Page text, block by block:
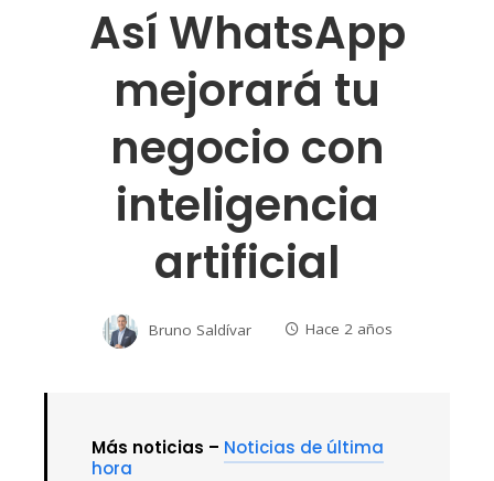
Así WhatsApp
mejorará tu
negocio con
inteligencia
artificial
Bruno Saldívar Hace 2 años
Más noticias – Noticias de última
hora